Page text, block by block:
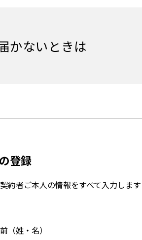
かないときは
登録
約者ご本人の情報をすべて入力します
（姓・名）